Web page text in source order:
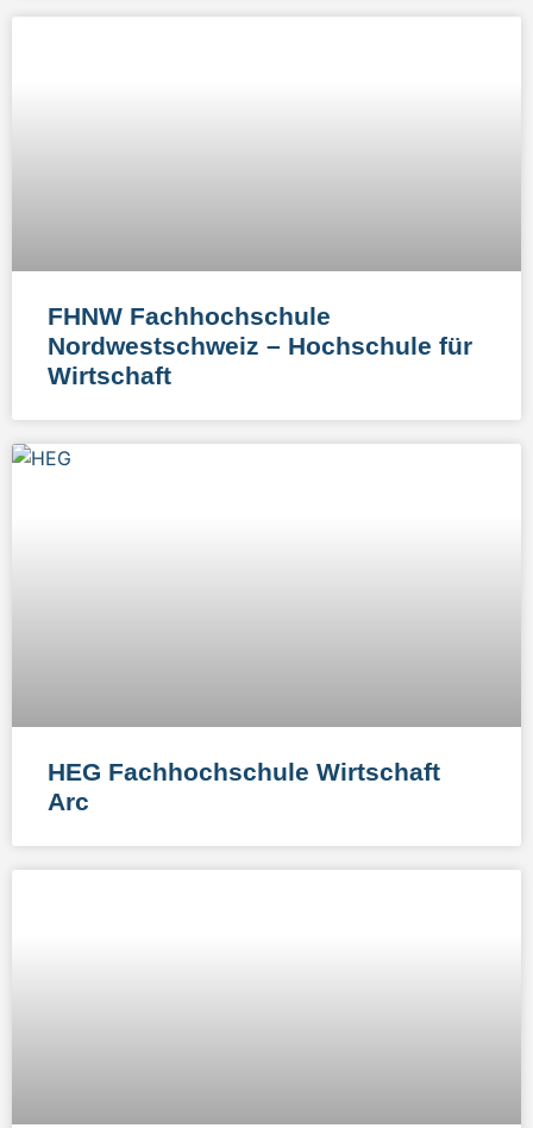
FHNW Fachhochschule
Nordwestschweiz – Hochschule für
Wirtschaft
HEG Fachhochschule Wirtschaft
Arc